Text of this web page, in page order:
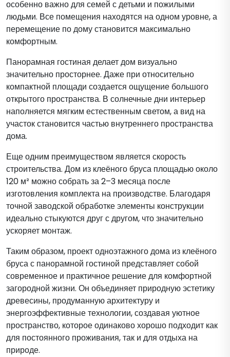
особенно важно для семей с детьми и пожилыми
людьми. Все помещения находятся на одном уровне, а
перемещение по дому становится максимально
комфортным.
Панорамная гостиная делает дом визуально
значительно просторнее. Даже при относительно
компактной площади создается ощущение большого
открытого пространства. В солнечные дни интерьер
наполняется мягким естественным светом, а вид на
участок становится частью внутреннего пространства
дома.
Еще одним преимуществом является скорость
строительства. Дом из клеёного бруса площадью около
120 м² можно собрать за 2–3 месяца после
изготовления комплекта на производстве. Благодаря
точной заводской обработке элементы конструкции
идеально стыкуются друг с другом, что значительно
ускоряет монтаж.
Таким образом, проект одноэтажного дома из клеёного
бруса с панорамной гостиной представляет собой
современное и практичное решение для комфортной
загородной жизни. Он объединяет природную эстетику
древесины, продуманную архитектуру и
энергоэффективные технологии, создавая уютное
пространство, которое одинаково хорошо подходит как
для постоянного проживания, так и для отдыха на
природе.